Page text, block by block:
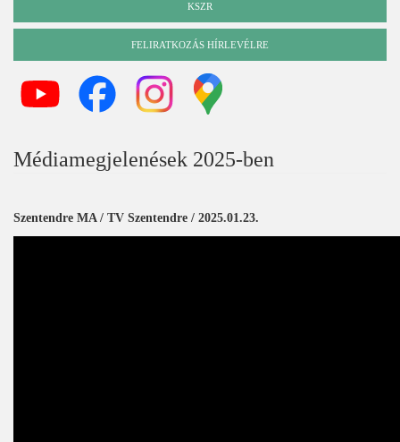
KSZR
FELIRATKOZÁS HÍRLEVÉLRE
Médiamegjelenések 2025-ben
Szentendre MA / TV Szentendre / 2025.01.23.